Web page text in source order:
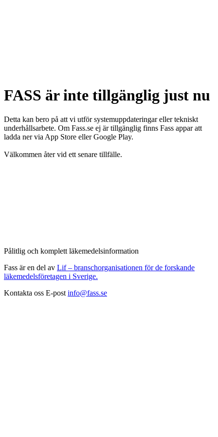
FASS är inte tillgänglig just nu
Detta kan bero på att vi utför systemuppdateringar eller tekniskt
underhållsarbete. Om Fass.se ej är tillgänglig finns Fass appar att
ladda ner via App Store eller Google Play.
Välkommen åter vid ett senare tillfälle.
Pålitlig och komplett läkemedelsinformation
Fass är en del av Lif – branschorganisationen för de forskande
läkemedelsföretagen i Sverige.
Kontakta oss E-post info@fass.se